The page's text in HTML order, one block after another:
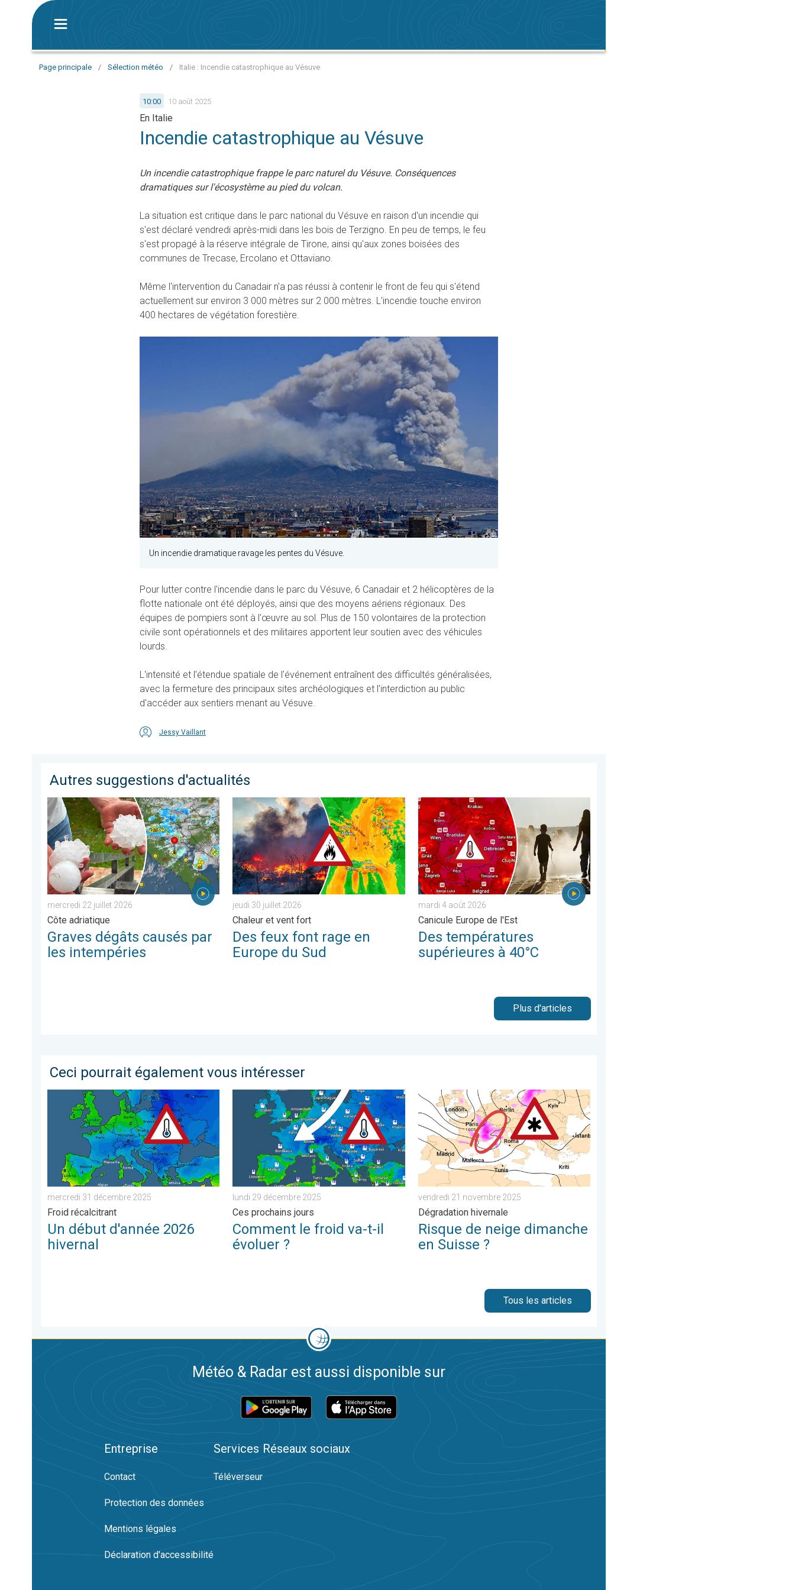
Page principale / Sélection météo / Italie : Incendie catastrophique au Vésuve
10:00 10 août 2025
En Italie
Incendie catastrophique au Vésuve
Un incendie catastrophique frappe le parc naturel du Vésuve. Conséquences
dramatiques sur l'écosystème au pied du volcan.
La situation est critique dans le parc national du Vésuve en raison d'un incendie qui
s'est déclaré vendredi après-midi dans les bois de Terzigno. En peu de temps, le feu
s'est propagé à la réserve intégrale de Tirone, ainsi qu'aux zones boisées des
communes de Trecase, Ercolano et Ottaviano.
Même l'intervention du Canadair n'a pas réussi à contenir le front de feu qui s'étend
actuellement sur environ 3 000 mètres sur 2 000 mètres. L'incendie touche environ
400 hectares de végétation forestière.
Un incendie dramatique ravage les pentes du Vésuve.
Pour lutter contre l'incendie dans le parc du Vésuve, 6 Canadair et 2 hélicoptères de la
flotte nationale ont été déployés, ainsi que des moyens aériens régionaux. Des
équipes de pompiers sont à l'œuvre au sol. Plus de 150 volontaires de la protection
civile sont opérationnels et des militaires apportent leur soutien avec des véhicules
lourds.
L'intensité et l'étendue spatiale de l'événement entraînent des difficultés généralisées,
avec la fermeture des principaux sites archéologiques et l'interdiction au public
d'accéder aux sentiers menant au Vésuve.
Jessy Vaillant
Autres suggestions d'actualités
Graves dégâts causés par les intempéries. Côte adriatique. . . mercredi 22 juillet 2026
mercredi 22 juillet 2026
Côte adriatique
Graves dégâts causés par
les intempéries
Des feux font rage en Europe du Sud. Chaleur et vent fort. . . jeudi 30 juillet 2026
jeudi 30 juillet 2026
Chaleur et vent fort
Des feux font rage en
Europe du Sud
Des températures supérieures à 40°C. Canicule Europe de l'Est. . . mardi 4 août 2026
mardi 4 août 2026
Canicule Europe de l'Est
Des températures
supérieures à 40°C
Plus d'articles
Ceci pourrait également vous intéresser
Un début d'année 2026 hivernal. Froid récalcitrant. . . mercredi 31 décembre 2025
mercredi 31 décembre 2025
Froid récalcitrant
Un début d'année 2026
hivernal
Comment le froid va-t-il évoluer ?. Ces prochains jours. . . lundi 29 décembre 2025
lundi 29 décembre 2025
Ces prochains jours
Comment le froid va-t-il
évoluer ?
Risque de neige dimanche en Suisse ?. Dégradation hivernale. . . vendredi 21 novembre
vendredi 21 novembre 2025
Dégradation hivernale
Risque de neige dimanche
en Suisse ?
Tous les articles
Météo & Radar est aussi disponible sur
Entreprise
Contact
Protection des données
Mentions légales
Déclaration d'accessibilité
Services
Téléverseur
Réseaux sociaux